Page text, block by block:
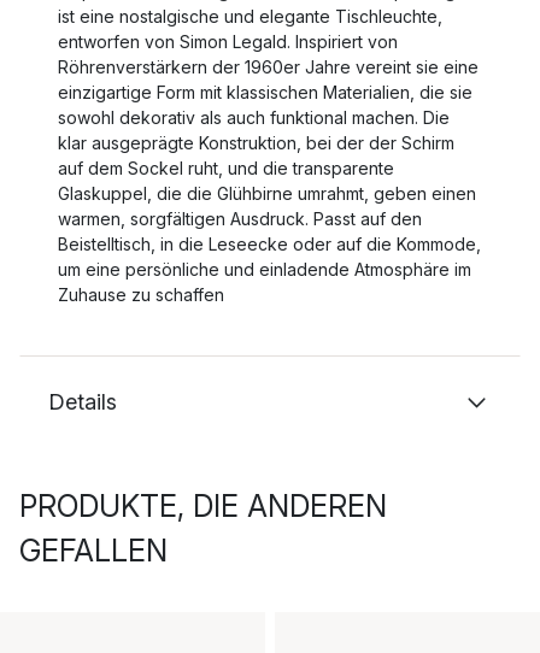
ist eine nostalgische und elegante Tischleuchte,
entworfen von Simon Legald. Inspiriert von
Röhrenverstärkern der 1960er Jahre vereint sie eine
einzigartige Form mit klassischen Materialien, die sie
sowohl dekorativ als auch funktional machen. Die
klar ausgeprägte Konstruktion, bei der der Schirm
auf dem Sockel ruht, und die transparente
Glaskuppel, die die Glühbirne umrahmt, geben einen
warmen, sorgfältigen Ausdruck. Passt auf den
Beistelltisch, in die Leseecke oder auf die Kommode,
um eine persönliche und einladende Atmosphäre im
Zuhause zu schaffen
Details
PRODUKTE, DIE ANDEREN
GEFALLEN